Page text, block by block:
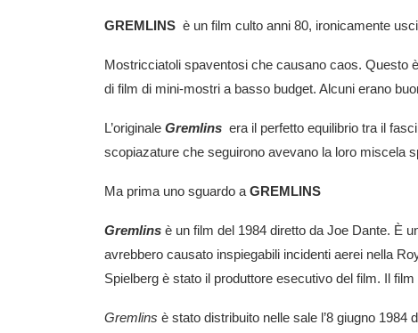
GREMLINS è un film culto anni 80, ironicamente
Mostricciatoli spaventosi che causano caos. Questo
di film di mini-mostri a basso budget. Alcuni erano
L’originale Gremlins era il perfetto equilibrio tra il
scopiazature che seguirono avevano la loro miscela
Ma prima uno sguardo aGREMLINS
Gremlins è un film del 1984 diretto da Joe Dante. È
avrebbero causato inspiegabili incidenti aerei nella
Spielberg è stato il produttore esecutivo del film. Il
Gremlins è stato distribuito nelle sale l’8 giugno